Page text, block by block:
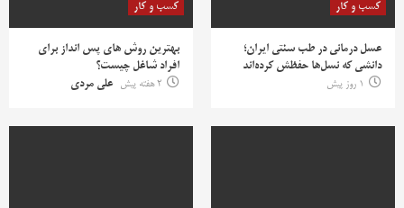
کسب و کار
عسل درمانی در طب سنتی ایران؛
دانشی که نسل‌ها حفظش کرده‌اند
1 روز پیش
کسب و کار
بهترین روش‌ های پس‌ انداز برای
افراد شاغل چیست؟
2 هفته پیش
علی مردی